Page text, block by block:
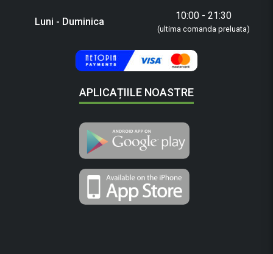
Luni - Duminica 10:00 - 21:30
(ultima comanda preluata)
APLICAȚIILE NOASTRE